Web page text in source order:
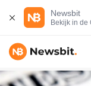
Newsbit
Bekijk in de